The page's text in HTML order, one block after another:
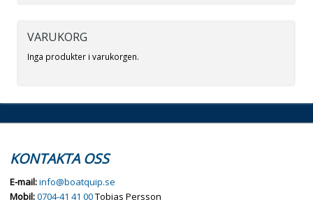
VARUKORG
Inga produkter i varukorgen.
KONTAKTA OSS
E-mail:info@boatquip.se
Mobil:0704-41 41 00Tobias Persson